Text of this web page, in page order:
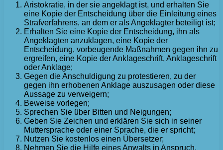
Aristokratie, in der sie angeklagt ist, und erhalten Sie
eine Kopie der Entscheidung über die Einleitung eines
Strafverfahrens, an dem er als Angeklagter beteiligt ist;
Erhalten Sie eine Kopie der Entscheidung, ihn als
Angeklagten anzuklagen, eine Kopie der
Entscheidung, vorbeugende Maßnahmen gegen ihn zu
ergreifen, eine Kopie der Anklageschrift, Anklageschrift
oder Anklage;
Gegen die Anschuldigung zu protestieren, zu der
gegen ihn erhobenen Anklage auszusagen oder diese
Aussage zu verweigern;
Beweise vorlegen;
Sprechen Sie über Bitten und Neigungen;
Geben Sie Zeichen und erklären Sie sich in seiner
Muttersprache oder einer Sprache, die er spricht;
Nutzen Sie kostenlos einen Übersetzer;
Nehmen Sie die Hilfe eines Anwalts in Anspruch,